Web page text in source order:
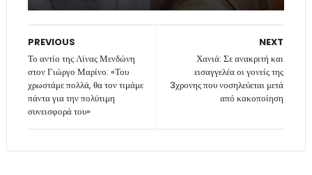
NEXT
Χανιά: Σε ανακριτή και
εισαγγελέα οι γονείς της
3χρονης που νοσηλεύεται μετά
από κακοποίηση
PREVIOUS
Το αντίο της Λίνας Μενδώνη
στον Γιώργο Μαρίνο: «Του
χρωστάμε πολλά, θα τον τιμάμε
πάντα για την πολύτιμη
συνεισφορά του»